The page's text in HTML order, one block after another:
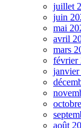
juillet
juin
mai
avril
mars
février
août